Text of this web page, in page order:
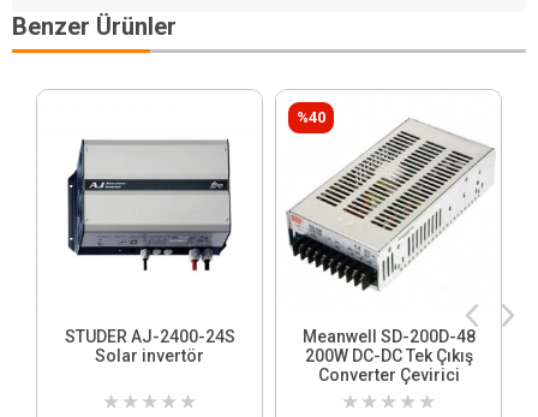
Benzer Ürünler
STUDER AJ-2400-24S
Solar invertör
★ ★ ★ ★ ★
Meanwell SD-200D-48
200W DC-DC Tek Çıkış
Converter Çevirici
★ ★ ★ ★ ★
%40